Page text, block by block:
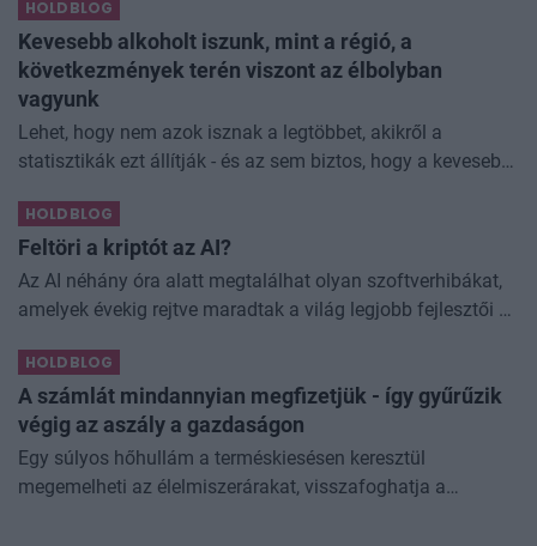
dividend king-et. Azt
HOLDBLOG
Kevesebb alkoholt iszunk, mint a régió, a
következmények terén viszont az élbolyban
vagyunk
Lehet, hogy nem azok isznak a legtöbbet, akikről a
statisztikák ezt állítják - és az sem biztos, hogy a kevesebb
Kevesebb alkoholt iszunk
HOLDBLOG
Feltöri a kriptót az AI?
Az AI néhány óra alatt megtalálhat olyan szoftverhibákat,
amelyek évekig rejtve maradtak a világ legjobb fejlesztői és
különösen nagy...
HOLDBLOG
A számlát mindannyian megfizetjük - így gyűrűzik
végig az aszály a gazdaságon
Egy súlyos hőhullám a terméskiesésen keresztül
megemelheti az élelmiszerárakat, visszafoghatja a